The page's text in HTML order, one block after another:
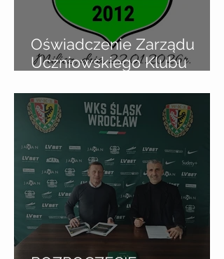
Oświadczenie Zarządu
Uczniowskiego Klubu
Sportu w Miliczu